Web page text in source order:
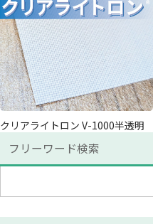
クリアライトロン V-1000半透明
フリーワード検索